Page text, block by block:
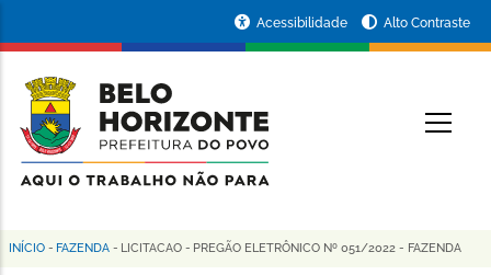
conteúdo
principal
da
Prefeitura
de
Horizonte
Acessibilidade Alto Contraste
Trilha
INÍCIO - FAZENDA - LICITACAO - PREGÃO ELETRÔNICO Nº 051/2022 - FAZENDA